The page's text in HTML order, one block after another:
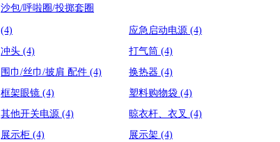
沙包/呼啦圈/投掷套圈
(4) 应急启动电源 (4)
冲头 (4) 打气筒 (4)
围巾/丝巾/披肩 配件 (4) 换热器 (4)
框架眼镜 (4) 塑料购物袋 (4)
其他开关电源 (4) 晾衣杆、衣叉 (4)
展示柜 (4) 展示架 (4)